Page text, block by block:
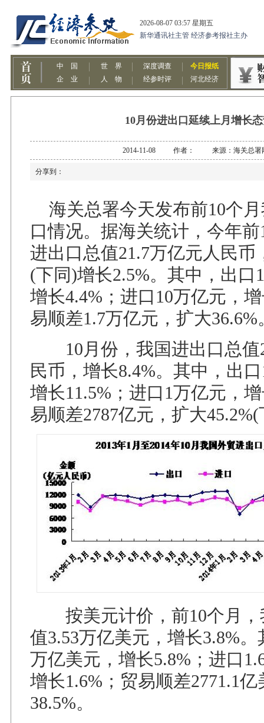
10月份进出口延续上月增长
2014-11-08 作者： 来源：海关总署
分享到：
海关总署今天发布前10个
口情况。据海关统计，今年
进出口总值21.7万亿元人民币
(下同)增长2.5%。其中，出口
增长4.4%；进口10万亿元，
易顺差1.7万亿元，扩大36.6%
10月份，我国进出口总值
民币，增长8.4%。其中，出
增长11.5%；进口1万亿元，
易顺差2787亿元，扩大
按美元计价，前10个月，
值3.53万亿美元，增长3.8%
万亿美元，增长5.8%；进口
增长1.6%；贸易顺差2771.1
38.5%。